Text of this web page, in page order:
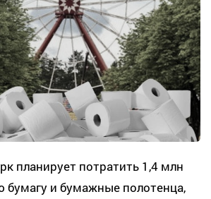
планирует потратить 1,4 млн
бумагу и бумажные полотенца,